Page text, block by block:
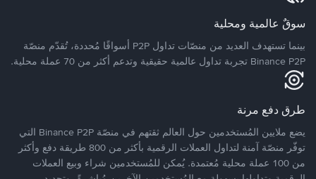
سوقٌ عالمية ومحلية
بينما تستهدف العديد من منصّات تداول P2P أسواقًا مُحددة، تُقدّم منصّة
Binance P2P تجربة تداول عالمية حقيقية وتدعم أكثر من 70 عملة محلية.
طرق دفع مرنة
يضع ملايين المُستخدمين حول العالم ثقتهم في منصّة Binance P2P التي
توفّر منصّة آمنة لتداول العملات الرقمية بأكثر من 800 طريقة دفع وأكثر
من 100 عملة محلية مُعتمدة. يُمكن للمُستخدمين شراء وبيع العملات